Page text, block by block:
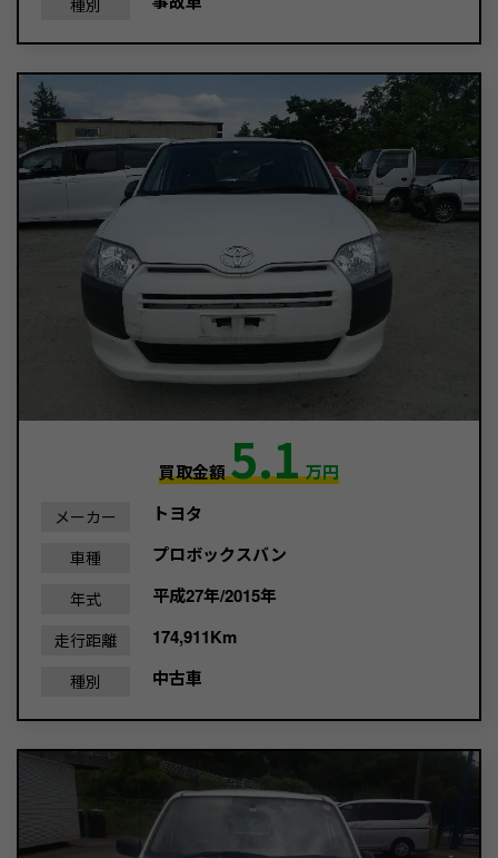
種別
買取金額5.1万円
メーカー トヨタ
車種 プロボックスバン
年式 平成27年/2015年
走行距離 174,911Km
種別 中古車